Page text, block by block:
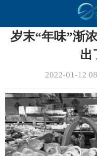
岁末“年味”渐
出
2022-01-12